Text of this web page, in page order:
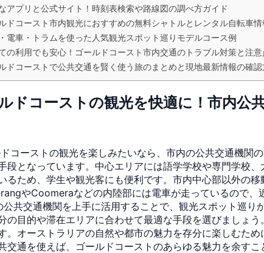
アプリと公式サイト！時刻表検索や路線図の調べ方ガイド
ドコースト市内観光におすすめの無料シャトルとレンタル自転車情
電車・トラムを使った人気観光スポット巡りモデルコース例
の利用でも安心！ゴールドコースト市内交通のトラブル対策と注意
ドコーストで公共交通を賢く使う旅のまとめと現地最新情報の確
ドコーストの観光を快適に！市内公
コーストの観光を楽しみたいなら、市内の公共交通機関
段となっています。中心エリアには語学学校や専門学校
るため、学生や観光客にも便利です。市内中心部以外の
やCoomeraなどの内陸部には電車が走っているので
公共交通機関を上手に活用することで、観光スポット巡
の目的や滞在エリアに合わせて最適な手段を選びましょ
。オーストラリアの自然や都市の魅力を存分に楽しむた
交通を使えば、ゴールドコーストのあらゆる魅力を余すこ